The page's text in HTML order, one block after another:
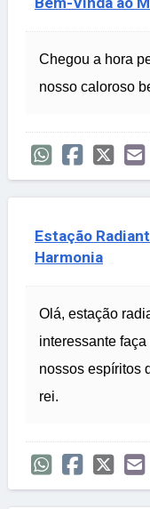
Chegou a hora
nosso caloroso
Estação
Harmonia
Olá, estação
interessante
nossos espíritos
rei.